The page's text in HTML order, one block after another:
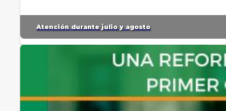
Atención durante julio y agosto